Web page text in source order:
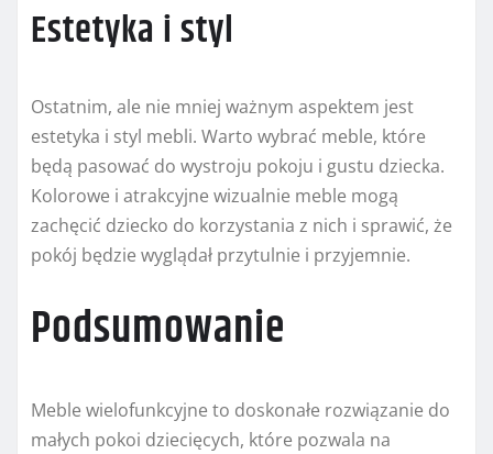
Estetyka i styl
Ostatnim, ale nie mniej ważnym aspektem jest
estetyka i styl mebli. Warto wybrać meble, które
będą pasować do wystroju pokoju i gustu dziecka.
Kolorowe i atrakcyjne wizualnie meble mogą
zachęcić dziecko do korzystania z nich i sprawić, że
pokój będzie wyglądał przytulnie i przyjemnie.
Podsumowanie
Meble wielofunkcyjne to doskonałe rozwiązanie do
małych pokoi dziecięcych, które pozwala na